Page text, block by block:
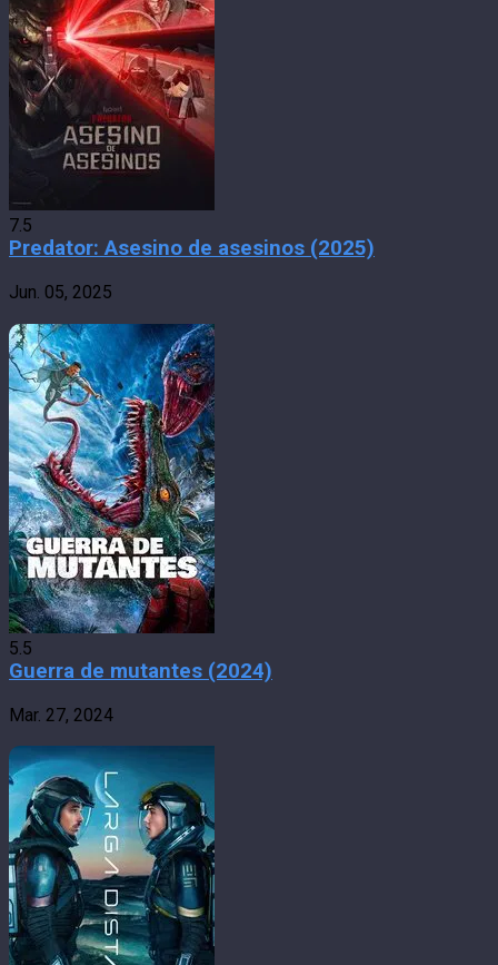
7.5
Predator: Asesino de asesinos (2025)
Jun. 05, 2025
5.5
Guerra de mutantes (2024)
Mar. 27, 2024